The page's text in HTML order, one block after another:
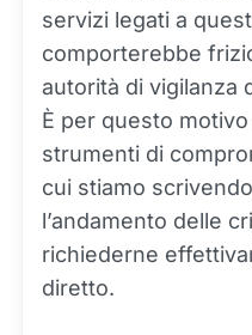
servizi legati a
comporterebbe
autorità di vigilanza
È per questo
strumenti di
cui stiamo
l’andamento delle
richiederne
diretto.